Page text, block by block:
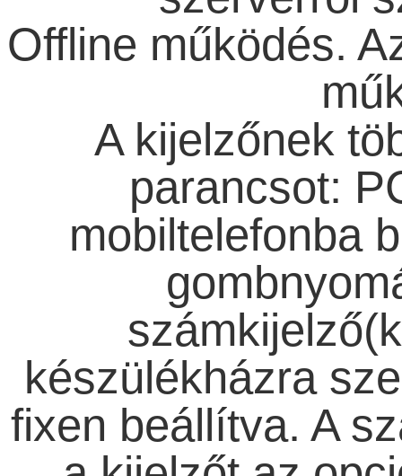
Offline működés.
A kijelzőnek
parancsot:
mobiltelefonba
készülékházra
fixen beállítva. A